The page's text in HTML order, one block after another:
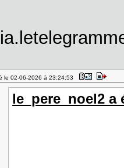
le 02-06-2026 à 23:24:53
le_pere_noel2 a